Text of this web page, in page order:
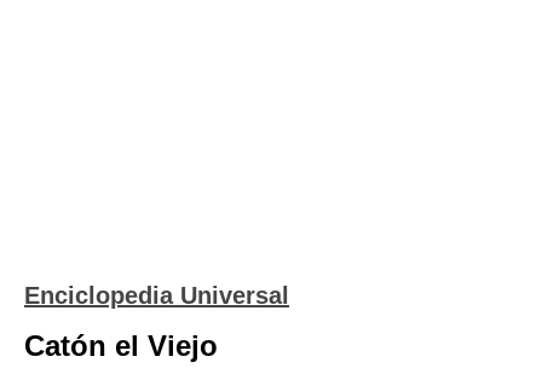
Enciclopedia Universal
Catón el Viejo